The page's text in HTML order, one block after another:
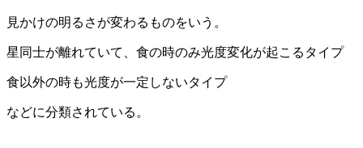
見かけの明るさが変わるものをいう。
星同士が離れていて、食の時のみ光度変化が起こるタイプ
食以外の時も光度が一定しないタイプ
などに分類されている。